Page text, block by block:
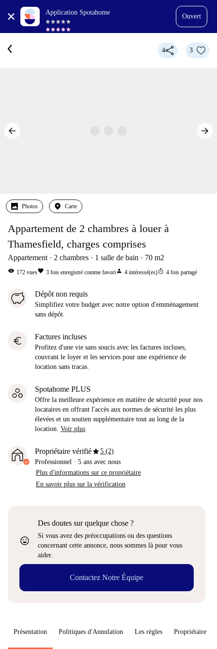
Application Spotahome
Ouvert
4 3
Photos Carte
Appartement de 2 chambres à louer à
Thamesfield, charges comprises
Appartement 2 chambres 1 salle de bain 70 m2
visibility 172 vuesfavorite 3 fois enregistré comme favoriperson 4 intéressé(es)ios_share 4 fois partagé
Dépôt non requis
Simplifiez votre budget avec notre option d'emménagement
sans dépôt.
euro Factures incluses
Profitez d'une vie sans soucis avec les factures incluses,
couvrant le loyer et les services pour une expérience de
location sans tracas.
Spotahome PLUS
Offre la meilleure expérience en matière de sécurité pour nos
locataires en offrant l'accès aux normes de sécurité les plus
élevées et un soutien supplémentaire tout au long de la
location. Voir plus
Propriétaire vérifiéstar5 (2)
Professionnel · 5 ans avec nous
Plus d'informations sur ce propriétaire
En savoir plus sur la vérification
sentiment_very_satisfied
Des doutes sur quelque chose ?
Si vous avez des préoccupations ou des questions
concernant cette annonce, nous sommes là pour vous
aider.
Contactez Notre Équipe
Présentation Politiques d'Annulation Les règles Propriétaire